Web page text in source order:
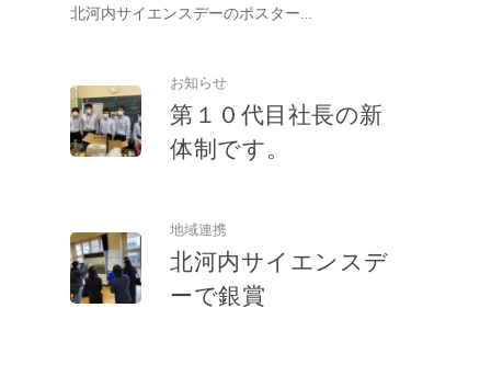
北河内サイエンスデーのポスター…
お知らせ
第１０代目社長の新
体制です。
地域連携
北河内サイエンスデ
ーで銀賞